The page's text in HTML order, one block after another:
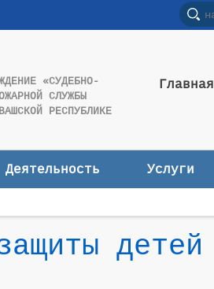
«СУДЕБНО-
СЛУЖБЫ
РЕСПУБЛИКЕ
Главная
Деятельность Услуги
детей